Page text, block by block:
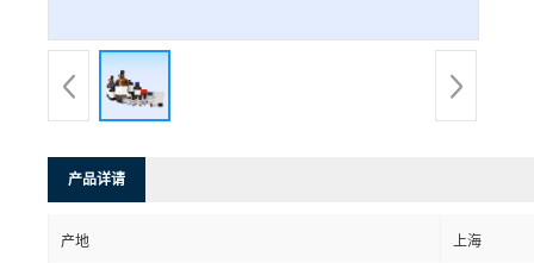
产品详请
产地 上海